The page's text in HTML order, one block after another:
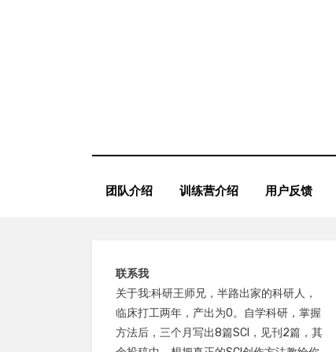
团队介绍 训练营介绍 用户反馈
联系我
关于我:科研王师兄，半路出家的科研人，
临床打工两年，产出为0。自学科研，掌握
方法后，三个月写出8篇SCI，见刊2篇，其